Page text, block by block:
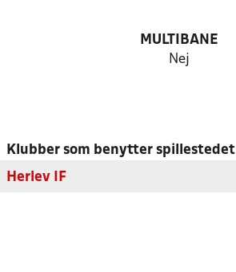
MULTIBANE
Nej
Klubber som benytter spillestedet
Herlev IF